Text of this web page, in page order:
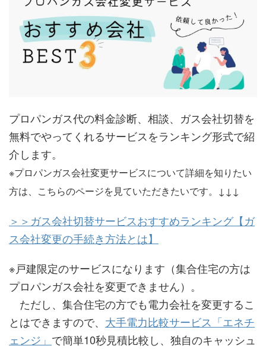
プロパンガス代の料金診断、相談、ガス会社切替を
無料でやってくれるサービスをランキング形式で紹
介します。
※プロパンガス会社変更サービスについて詳細を知りたい
方は、こちらのページを見ていただきたいです。↓↓↓
＞＞ガス会社切替サービスおすすめランキング【ガ
ス会社変更の手続き方法とは】
※戸建限定のサービスになります（集合住宅の方は
プロパンガス会社を変更できません）。
ただし、集合住宅の方でも電力会社を変更するこ
とはできますので、 大手電力比較サービス「エネチ
ェンジ」 で簡単10秒見積比較し、独自のキャッシュ